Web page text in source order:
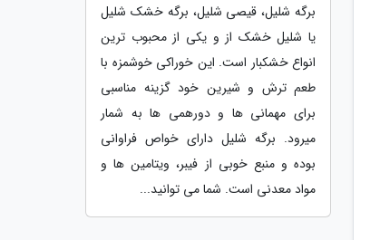
برگه شلیل، قیصی شلیل، برگه خشک شلیل
یا شلیل خشک از و یکی از محبوب ترین
انواع خشکبار است. این خوراکی خوشمزه با
طعم ترش و شیرین خود گزینه مناسبی
برای مهمانی ها و دورهمی ها به شمار
میرود. برگه شلیل دارای خواص فراوانی
بوده و منبع خوبی از فیبر، ویتامین ها و
مواد معدنی است. شما می توانید...